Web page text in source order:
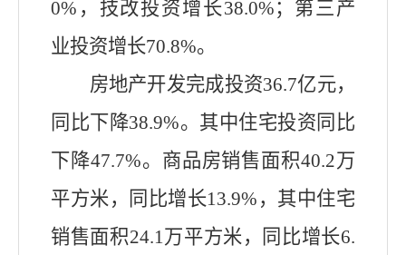
0%，技改投资增长38.0%；第三产
业投资增长70.8%。
房地产开发完成投资36.7亿元，
同比下降38.9%。其中住宅投资同比
下降47.7%。商品房销售面积40.2万
平方米，同比增长13.9%，其中住宅
销售面积24.1万平方米，同比增长6.